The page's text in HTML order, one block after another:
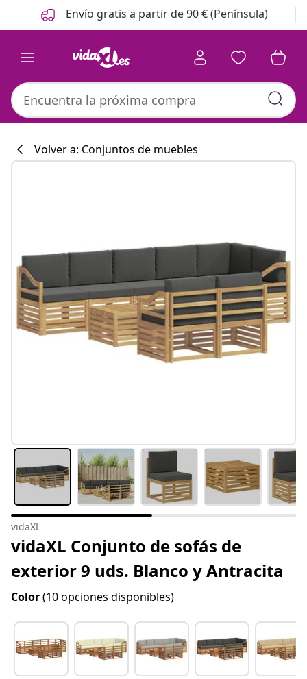
Anterior
Siguiente Envío gratis a partir de 90 € (Península)
Volver a: Conjuntos de muebles
vidaXL
vidaXL Conjunto de sofás de
exterior 9 uds. Blanco y Antracita
Color(10 opciones disponibles)